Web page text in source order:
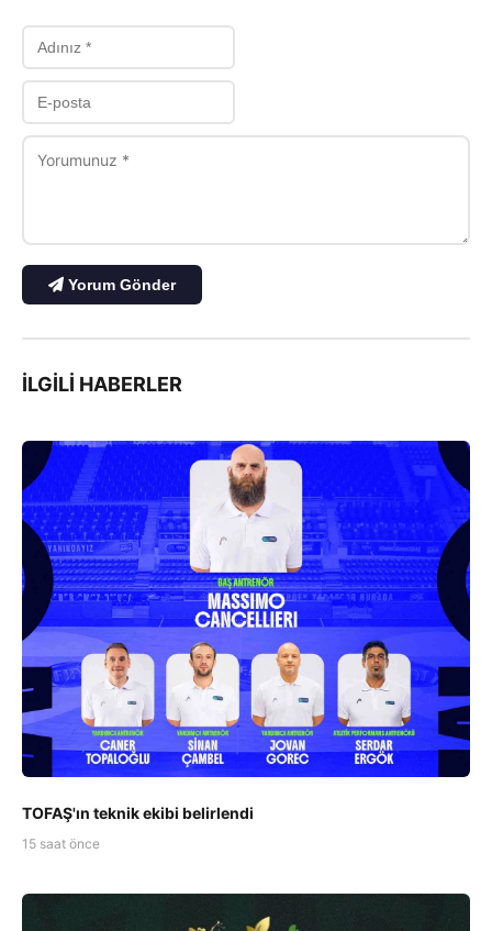
Yorum Gönder
İLGILI HABERLER
TOFAŞ'ın teknik ekibi belirlendi
15 saat önce